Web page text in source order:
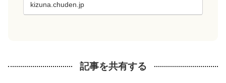
kizuna.chuden.jp
記事を共有する